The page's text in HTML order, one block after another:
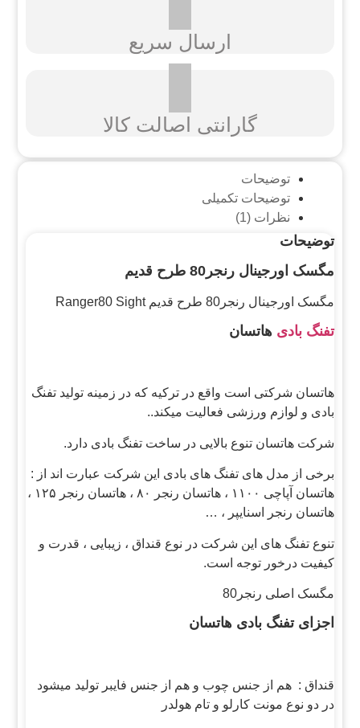
ارسال سریع
گارانتی اصالت کالا
توضیحات
توضیحات تکمیلی
نظرات (1)
توضیحات
مگسک اورجینال رنجر80 طرح قدیم
مگسک اورجینال رنجر80 طرح قدیم Ranger80 Sight
تفنگ بادی هاتسان
هاتسان شرکتی است واقع در ترکیه که در زمینه تولید تفنگ
بادی و لوازم ورزشی فعالیت میکند..
شرکت هاتسان تنوع بالایی در ساخت تفنگ بادی دارد.
برخی از مدل های تفنگ های بادی این شرکت عبارت اند از :
هاتسان آپاچی ۱۱۰۰ ، هاتسان رنجر ۸۰ ، هاتسان رنجر ۱۲۵ ،
هاتسان رنجر اسنایپر ، …
تنوع تفنگ های این شرکت در نوع قنداق ، زیبایی ، قدرت و
کیفیت درخور توجه است.
مگسک اصلی رنجر80
اجزای تفنگ بادی هاتسان
قنداق : هم از جنس چوب و هم از جنس فایبر تولید میشود
در دو نوع مونت کارلو و تام هولدر